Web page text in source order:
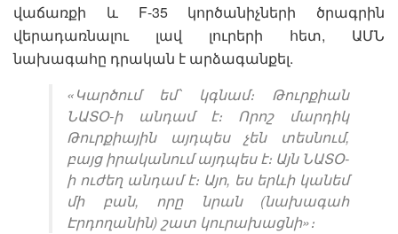
վաճառքի և F-35 կործանիչների ծրագրին
վերադառնալու լավ լուրերի հետ, ԱՄՆ
նախագահը դրական է արձագանքել.
«Կարծում եմ՝ կգնամ։ Թուրքիան
ՆԱՏՕ-ի անդամ է։ Որոշ մարդիկ
Թուրքիային այդպես չեն տեսնում,
բայց իրականում այդպես է։ Այն ՆԱՏՕ-
ի ուժեղ անդամ է։ Այո, ես երևի կանեմ
մի բան, որը նրան (նախագահ
Էրդողանին) շատ կուրախացնի»։